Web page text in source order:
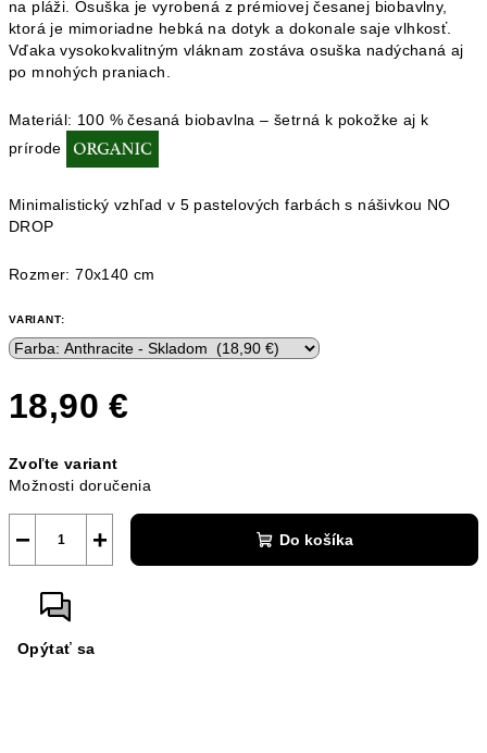
na pláži. Osuška je vyrobená z prémiovej česanej biobavlny,
ktorá je mimoriadne hebká na dotyk a dokonale saje vlhkosť.
Vďaka vysokokvalitným vláknam zostáva osuška nadýchaná aj
po mnohých praniach.
Materiál: 100 % česaná biobavlna – šetrná k pokožke aj k
prírode
Minimalistický vzhľad v 5 pastelových farbách s nášivkou NO
DROP
Rozmer: 70x140 cm
VARIANT:
18,90 €
cena:
Zvoľte variant
Možnosti doručenia
+
− Do košíka
Opýtať sa